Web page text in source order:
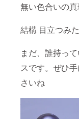
無い色合いの
結構 目立つみた
まだ、誰持っ
スです。ぜひ
さいね